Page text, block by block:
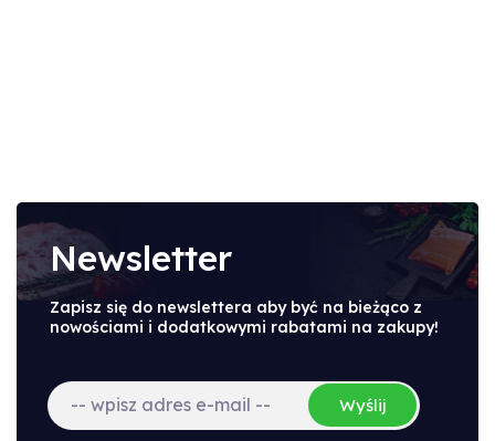
Newsletter
Zapisz się do newslettera aby być na bieżąco z
nowościami i dodatkowymi rabatami na zakupy!
Wyślij